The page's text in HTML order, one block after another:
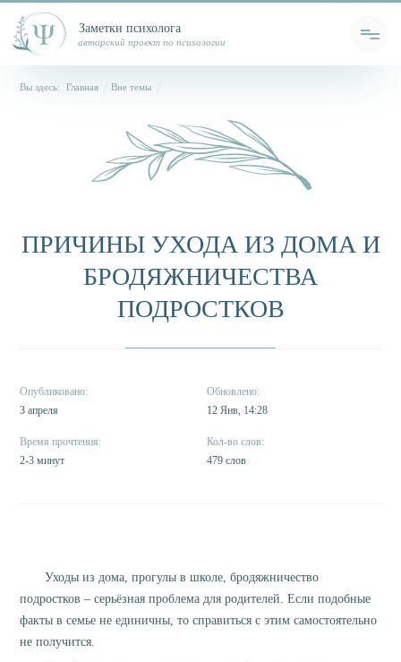
Вы здесь: Главная Вне темы
ПРИЧИНЫ УХОДА ИЗ ДОМА И
БРОДЯЖНИЧЕСТВА
ПОДРОСТКОВ
3 апреля 12 Янв, 14:28
2-3 минут 479 слов
Уходы из дома, прогулы в школе, бродяжничество
подростков – серьёзная проблема для родителей. Если подобные
факты в семье не единичны, то справиться с этим самостоятельно
не получится.
Заметки психолога
авторский проект по психологии